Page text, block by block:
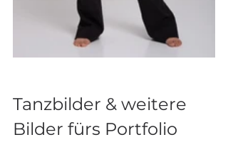
Tanzbilder & weitere
Bilder fürs Portfolio